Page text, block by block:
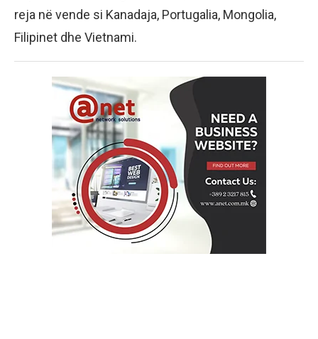
reja në vende si Kanadaja, Portugalia, Mongolia,
Filipinet dhe Vietnami.